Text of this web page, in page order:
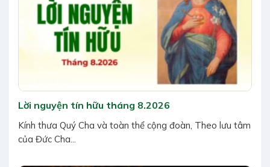
Lời nguyện tín hữu tháng 8.2026
Kính thưa Quý Cha và toàn thể cộng đoàn, Theo lưu tâm
của Đức Cha...